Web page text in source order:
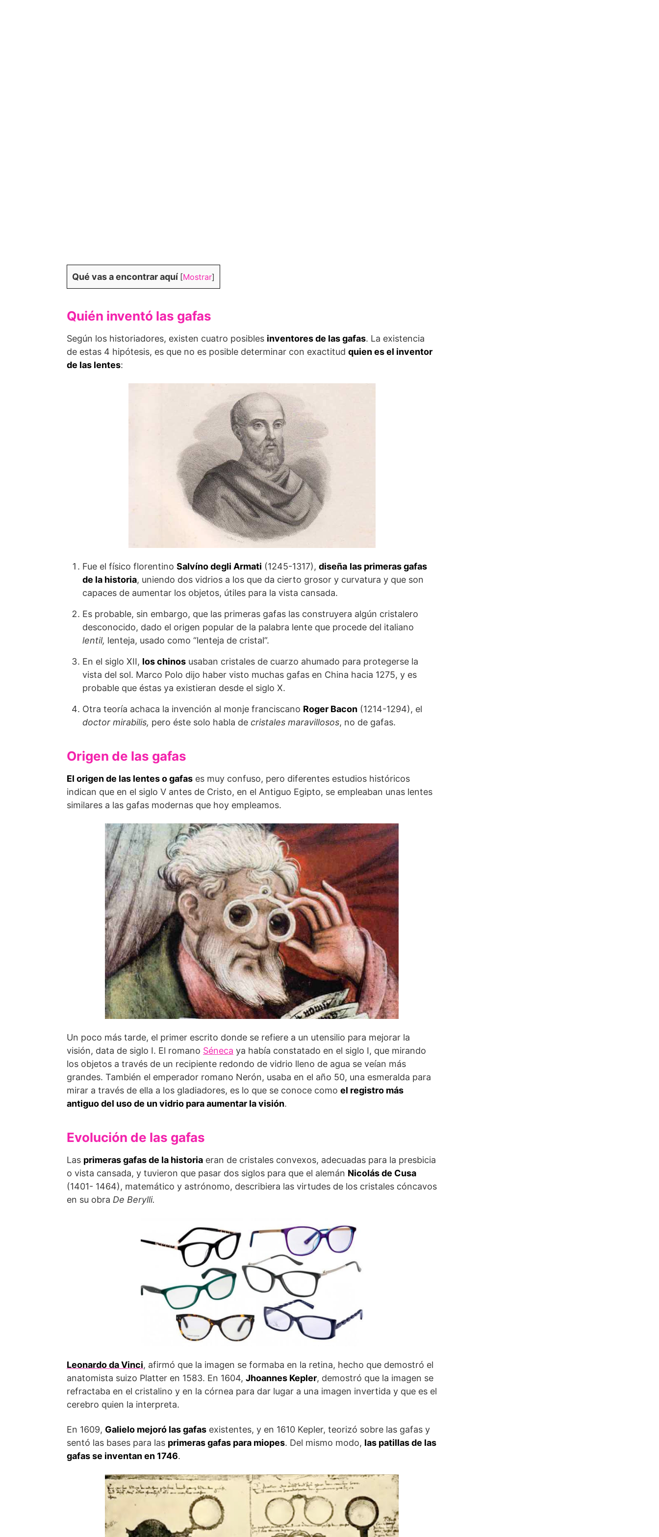
Qué vas a encontrar aquí [Mostrar]
Quién inventó las gafas
Según los historiadores, existen cuatro posibles inventores de las gafas. La existencia
de estas 4 hipótesis, es que no es posible determinar con exactitud quien es el inventor
de las lentes:
Fue el físico florentino Salvíno degli Armati (1245-1317), diseña las primeras gafas
de la historia, uniendo dos vidrios a los que da cierto grosor y curvatura y que son
capaces de aumentar los objetos, útiles para la vista cansada.
Es probable, sin embargo, que las primeras gafas las construyera algún cristalero
desconocido, dado el origen popular de la palabra lente que procede del italiano
lentil, lenteja, usado como “lenteja de cristal”.
En el siglo XII, los chinos usaban cristales de cuarzo ahumado para protegerse la
vista del sol. Marco Polo dijo haber visto muchas gafas en China hacia 1275, y es
probable que éstas ya existieran desde el siglo X.
Otra teoría achaca la invención al monje franciscano Roger Bacon (1214-1294), el
doctor mirabilis, pero éste solo habla de cristales maravillosos, no de gafas.
Origen de las gafas
El origen de las lentes o gafas es muy confuso, pero diferentes estudios históricos
indican que en el siglo V antes de Cristo, en el Antiguo Egipto, se empleaban unas lentes
similares a las gafas modernas que hoy empleamos.
Un poco más tarde, el primer escrito donde se refiere a un utensilio para mejorar la
visión, data de siglo I. El romano Séneca ya había constatado en el siglo I, que mirando
los objetos a través de un recipiente redondo de vidrio lleno de agua se veían más
grandes. También el emperador romano Nerón, usaba en el año 50, una esmeralda para
mirar a través de ella a los gladiadores, es lo que se conoce como el registro más
antiguo del uso de un vidrio para aumentar la visión.
Evolución de las gafas
Las primeras gafas de la historia eran de cristales convexos, adecuadas para la presbicia
o vista cansada, y tuvieron que pasar dos siglos para que el alemán Nicolás de Cusa
(1401- 1464), matemático y astrónomo, describiera las virtudes de los cristales cóncavos
en su obra De Berylli.
Leonardo da Vinci, afirmó que la imagen se formaba en la retina, hecho que demostró el
anatomista suizo Platter en 1583. En 1604, Jhoannes Kepler, demostró que la imagen se
refractaba en el cristalino y en la córnea para dar lugar a una imagen invertida y que es el
cerebro quien la interpreta.
En 1609, Galielo mejoró las gafas existentes, y en 1610 Kepler, teorizó sobre las gafas y
sentó las bases para las primeras gafas para miopes. Del mismo modo, las patillas de las
gafas se inventan en 1746.